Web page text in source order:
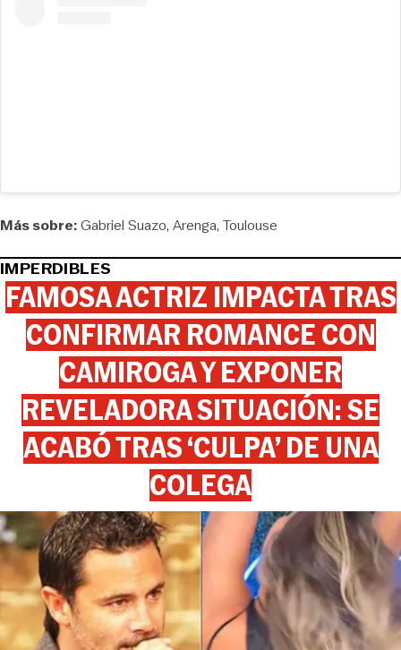
View this post on Instagram
Más sobre:Gabriel Suazo Arenga Toulouse
IMPERDIBLES
FAMOSA ACTRIZ IMPACTA TRAS
CONFIRMAR ROMANCE CON
CAMIROGA Y EXPONER
REVELADORA SITUACIÓN: SE
ACABÓ TRAS ‘CULPA’ DE UNA
COLEGA